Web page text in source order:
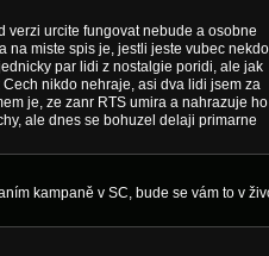
verzi urcite fungovat nebude a osobne
na miste spis je, jestli jeste vubec
par lidi z nostalgie poridi, ale jak
nikdo nehraje, asi dva lidi jsem za
je, ze zanr RTS umira a nahrazuje ho
ale dnes se bohuzel delaji primarne
kampaně v SC, bude se vám to v